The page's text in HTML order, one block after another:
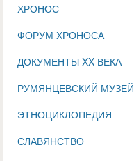
ХРОНОС
ФОРУМ ХРОНОСА
ДОКУМЕНТЫ XX ВЕКА
РУМЯНЦЕВСКИЙ МУЗЕЙ
ЭТНОЦИКЛОПЕДИЯ
СЛАВЯНСТВО